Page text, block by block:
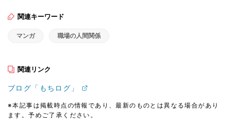
関連キーワード
マンガ 職場の人間関係
関連リンク
ブログ「もちログ」
※本記事は掲載時点の情報であり、最新のものとは異なる場合があり
ます。予めご了承ください。